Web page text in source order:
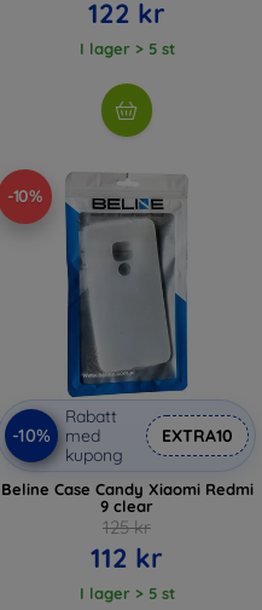
122 kr
I lager > 5 st
-10%
-10%
Rabatt
med
kupong
EXTRA10
Beline Case Candy Xiaomi Redmi
9 clear
125 kr
112 kr
I lager > 5 st